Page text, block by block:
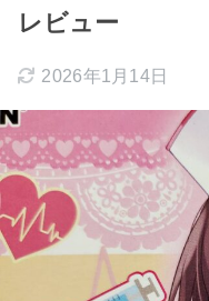
レビュー
2026年1月14日